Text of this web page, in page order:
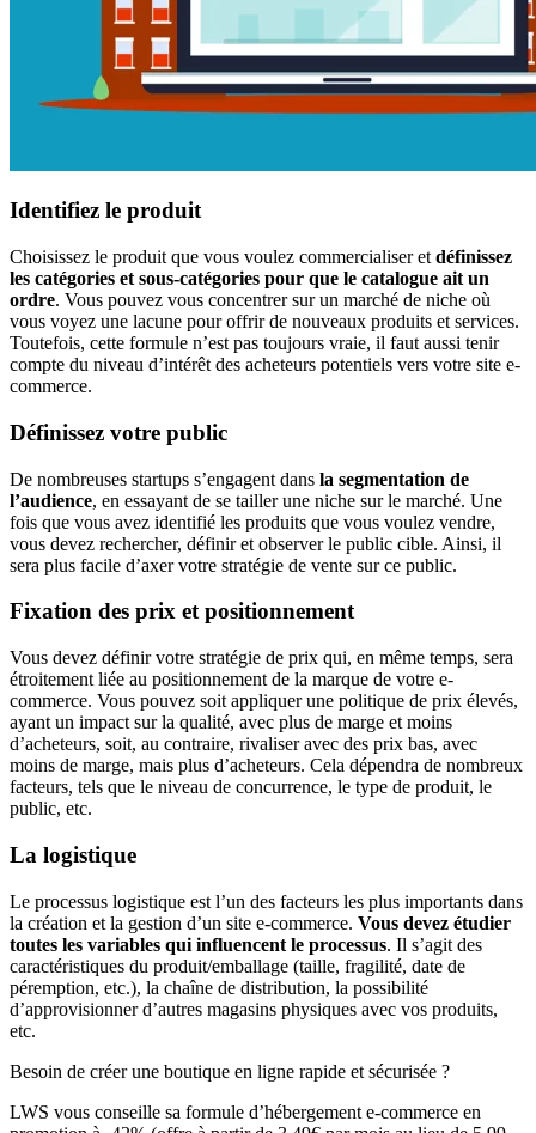
Identifiez le produit
Choisissez le produit que vous voulez commercialiser et définissez
les catégories et sous-catégories pour que le catalogue ait un
ordre. Vous pouvez vous concentrer sur un marché de niche où
vous voyez une lacune pour offrir de nouveaux produits et services.
Toutefois, cette formule n’est pas toujours vraie, il faut aussi tenir
compte du niveau d’intérêt des acheteurs potentiels vers votre site e-
commerce.
Définissez votre public
De nombreuses startups s’engagent dans la segmentation de
l’audience, en essayant de se tailler une niche sur le marché. Une
fois que vous avez identifié les produits que vous voulez vendre,
vous devez rechercher, définir et observer le public cible. Ainsi, il
sera plus facile d’axer votre stratégie de vente sur ce public.
Fixation des prix et positionnement
Vous devez définir votre stratégie de prix qui, en même temps, sera
étroitement liée au positionnement de la marque de votre e-
commerce. Vous pouvez soit appliquer une politique de prix élevés,
ayant un impact sur la qualité, avec plus de marge et moins
d’acheteurs, soit, au contraire, rivaliser avec des prix bas, avec
moins de marge, mais plus d’acheteurs. Cela dépendra de nombreux
facteurs, tels que le niveau de concurrence, le type de produit, le
public, etc.
La logistique
Le processus logistique est l’un des facteurs les plus importants dans
la création et la gestion d’un site e-commerce. Vous devez étudier
toutes les variables qui influencent le processus. Il s’agit des
caractéristiques du produit/emballage (taille, fragilité, date de
péremption, etc.), la chaîne de distribution, la possibilité
d’approvisionner d’autres magasins physiques avec vos produits,
etc.
Besoin de créer une boutique en ligne rapide et sécurisée ?
LWS vous conseille sa formule d’hébergement e-commerce en